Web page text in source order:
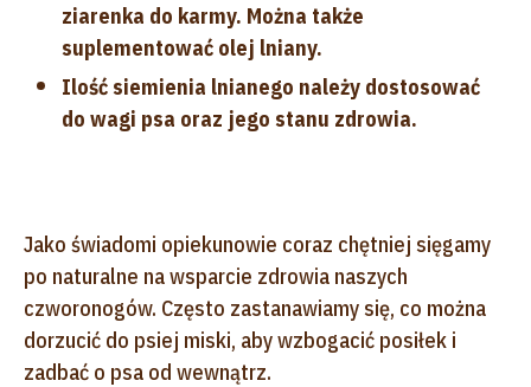
ziarenka do karmy. Można także
suplementować olej lniany.
Ilość siemienia lnianego należy dostosować
do wagi psa oraz jego stanu zdrowia.
Jako świadomi opiekunowie coraz chętniej sięgamy
po naturalne na wsparcie zdrowia naszych
czworonogów. Często zastanawiamy się, co można
dorzucić do psiej miski, aby wzbogacić posiłek i
zadbać o psa od wewnątrz.